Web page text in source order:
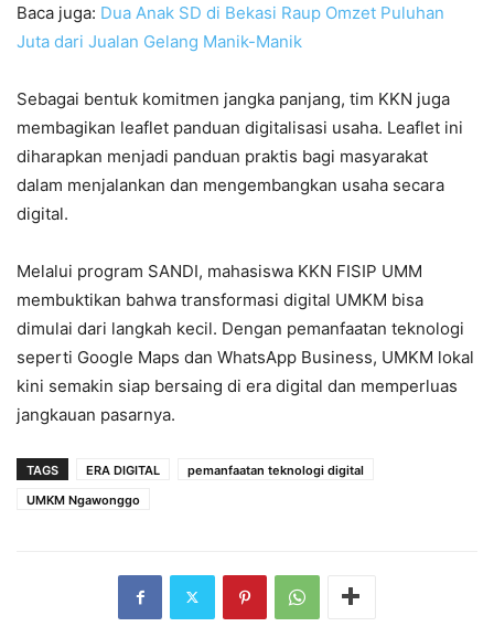
Baca juga: Dua Anak SD di Bekasi Raup Omzet Puluhan
Juta dari Jualan Gelang Manik-Manik
Sebagai bentuk komitmen jangka panjang, tim KKN juga
membagikan leaflet panduan digitalisasi usaha. Leaflet ini
diharapkan menjadi panduan praktis bagi masyarakat
dalam menjalankan dan mengembangkan usaha secara
digital.
Melalui program SANDI, mahasiswa KKN FISIP UMM
membuktikan bahwa transformasi digital UMKM bisa
dimulai dari langkah kecil. Dengan pemanfaatan teknologi
seperti Google Maps dan WhatsApp Business, UMKM lokal
kini semakin siap bersaing di era digital dan memperluas
jangkauan pasarnya.
TAGS ERA DIGITAL
pemanfaatan teknologi digital
UMKM Ngawonggo